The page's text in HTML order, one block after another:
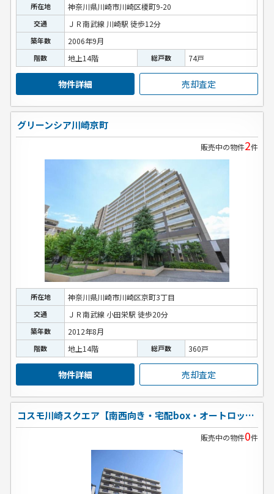
所在地 神奈川県川崎市川崎区榎町9-20
交通 ＪＲ南武線 川崎駅 徒歩12分
築年数 2006年9月
階数 地上14階 総戸数 74戸
物件詳細 売却査定
グリーンシア川崎京町
販売中の物件2件
所在地 神奈川県川崎市川崎区京町3丁目
交通 ＪＲ南武線 小田栄駅 徒歩20分
築年数 2012年8月
階数 地上14階 総戸数 360戸
物件詳細 売却査定
コスモ川崎スクエア【南西向き・宅配box・オートロック】
販売中の物件0件